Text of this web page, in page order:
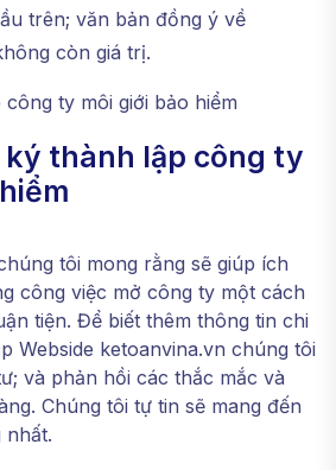
trên; văn bản đồng ý về
còn giá trị.
thành lập công ty
tôi mong rằng sẽ giúp ích
công việc mở công ty một cách
tiện. Để biết thêm thông tin chi
Webside ketoanvina.vn chúng tôi
và phản hồi các thắc mắc và
Chúng tôi tự tin sẽ mang đến
nhất.